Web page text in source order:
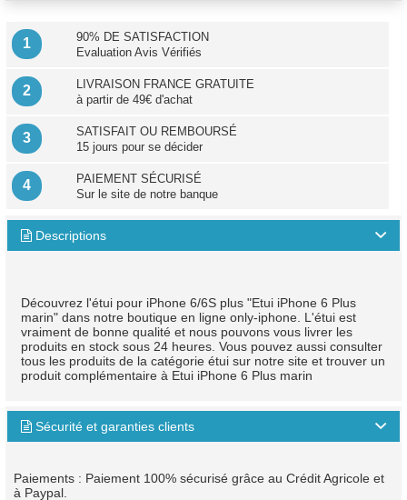
1
90% DE SATISFACTION
Evaluation Avis Vérifiés
2
LIVRAISON FRANCE GRATUITE
à partir de 49€ d'achat
3
SATISFAIT OU REMBOURSÉ
15 jours pour se décider
4
PAIEMENT SÉCURISÉ
Sur le site de notre banque
Descriptions
Découvrez l'étui pour iPhone 6/6S plus "Etui iPhone 6 Plus
marin" dans notre boutique en ligne only-iphone. L'étui est
vraiment de bonne qualité et nous pouvons vous livrer les
produits en stock sous 24 heures. Vous pouvez aussi consulter
tous les produits de la catégorie étui sur notre site et trouver un
produit complémentaire à Etui iPhone 6 Plus marin
Sécurité et garanties clients
Paiements : Paiement 100% sécurisé grâce au Crédit Agricole et
à Paypal.